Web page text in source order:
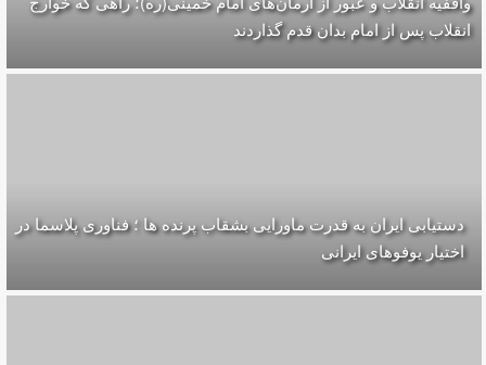
انقلاب پس از امام بدان قدم گذاردند
دستیابی ایران به قدرت ماورایی بشقاب پرنده ها ؛ فناوری پلاسما در
اختیار یوفوهای ایرانی